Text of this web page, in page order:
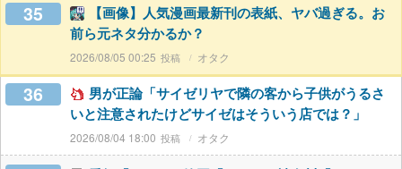
35
【画像】人気漫画最新刊の表紙、ヤバ過ぎる。お
前ら元ネタ分かるか？
2026/08/05 00:25 オタク
36
男が正論「サイゼリヤで隣の客から子供がうるさ
いと注意されたけどサイゼはそういう店では？」
2026/08/04 18:00 オタク